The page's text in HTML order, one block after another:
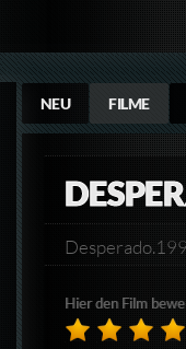
NEU FILME
Hier den Film